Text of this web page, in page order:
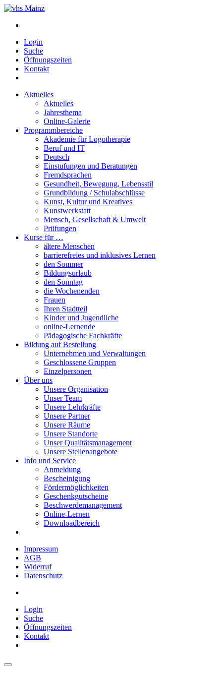
Login
Suche
Öffnungszeiten
Kontakt
Aktuelles
Aktuelles
Jahresthema
Online-Galerie
Programmbereiche
Akademie für Logotherapie
Beruf und IT
Deutsch
Einstufungen und Beratungen
Fremdsprachen
Gesundheit, Bewegung, Lebensstil
Grundbildung / Schulabschlüsse
Kunst, Kultur und Kreatives
Kunstwerkstatt
Mensch, Gesellschaft & Umwelt
Prüfungen
Kurse für …
ältere Menschen
barrierefreies und inklusives Lernen
den Sommer
Bildungsurlaub
den Sonntag
die Wochenenden
Frauen
Ihren Stadtteil
Kinder und Jugendliche
online-Lernende
Pädagogische Fachkräfte
Bildung auf Bestellung
Unternehmen und Verwaltungen
Geschlossene Gruppen
Einzelpersonen
Über uns
Unsere Organisation
Unser Team
Unsere Lehrkräfte
Unsere Partner
Unsere Räume
Unsere Standorte
Unser Qualitätsmanagement
Unsere Stellenangebote
Info und Service
Anmeldung
Bescheinigung
Fördermöglichkeiten
Geschenkgutscheine
Beschwerdemanagement
Online-Lernen
Downloadbereich
Impressum
AGB
Widerruf
Datenschutz
Login
Suche
Öffnungszeiten
Kontakt